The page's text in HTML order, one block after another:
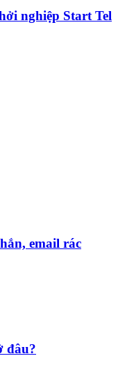
nghiệp Start Tel
email rác
đâu?